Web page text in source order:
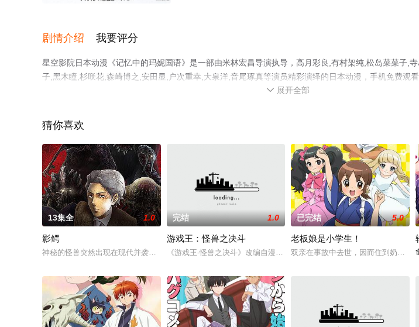
剧情介绍 我要评分
星空影院日本动漫《记忆中的玛妮国语》是一部由米林宏昌导演执导，高月彩良,有村架纯,松岛菜菜子,
子,黑木瞳,杉咲花,森崎博之,安田显,户次重幸,大泉洋,音尾琢真等演员精彩演绎的日本动漫，手机免费观
星空电影网，更多相关信息可移步至豆瓣动漫、电视猫或剧情网等平台了解。
 展开全部
猜你喜欢
13集全 1.0
影鳄
神秘的怪兽突然出现在现代并袭击人类，而人类只能被它们恣意翻弄，为了查明真相，科学家番场宗介以“影鳄”
完结 1.0
游戏王：怪兽之决斗
《游戏王-怪兽之决斗》改编自漫画《游戏王》，于2000-2004年之间在东
已完结 5.0
老板娘是小学生！
双亲在事故中去世，因而住到奶奶的